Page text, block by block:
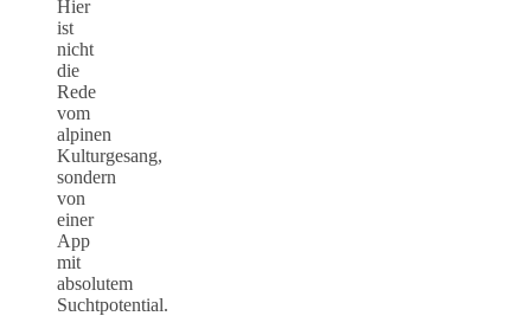
Hier
ist
nicht
die
Rede
vom
alpinen
Kulturgesang,
sondern
von
einer
App
mit
absolutem
Suchtpotential.